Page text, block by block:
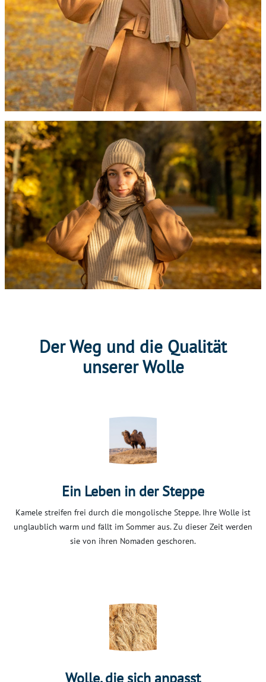
Der Weg und die Qualität
unserer Wolle
Ein Leben in der Steppe
Kamele streifen frei durch die mongolische Steppe. Ihre Wolle ist
unglaublich warm und fällt im Sommer aus. Zu dieser Zeit werden
sie von ihren Nomaden geschoren.